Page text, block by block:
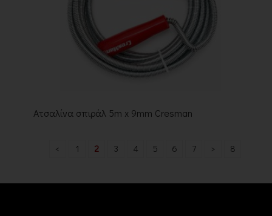
Ατσαλίνα σπιράλ 5m x 9mm Cresman
< 1 2 3 4 5 6 7 > 8